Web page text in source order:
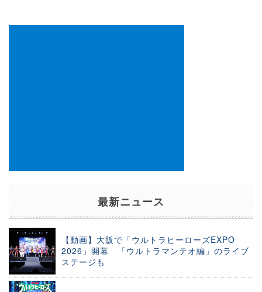
最新ニュース
【動画】大阪で「ウルトラヒーローズEXPO
2026」開幕 「ウルトラマンテオ編」のライブ
ステージも